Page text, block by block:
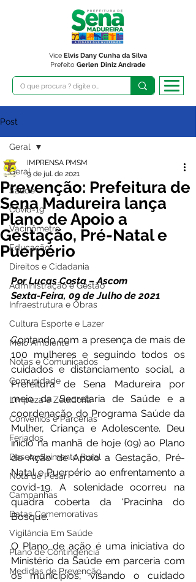
Prefeito Gerlen Diniz Andrade
Vice Elvis Dany Cunha da Silva
Post
Geral
Saúde
Covid-19
Vacinômetro
Educação
Direitos e Cidadania
Administração e Gestão
Infraestrutura e Obras
Cultura Esporte e Lazer
Meio Ambiente
Notas e Comunicados
Comunidade
Limpeza e Zeladoria
Convênios e Parcerias
Feriados
Desenvolvimento Rural
Nota de Pesar
Campanhas
Datas Comemorativas
Vigilância Em Saúde
Plano de Contingência
Medidas de Prevenção
Geral
Prevenção: Prefeitura de
Sena Madureira lança
Plano de Apoio a
Gestação, Pré-Natal e
Puerpério
IMPRENSA PMSM
9 de jul. de 2021
Por Lucas Costa – Ascom
Sexta-Feira, 09 de Julho de 2021
Contando com a presença de mais de
100 mulheres e seguindo todos os
cuidados e distanciamento social, a
Prefeitura de Sena Madureira por
meio da Secretaria de Saúde e a
coordenação do Programa Saúde da
Mulher, Criança e Adolescente. Deu
início na manhã de hoje (09) ao Plano
de Ação de Apoio a Gestação, Pré-
Natal e Puerpério ao enfrentamento a
covid-19. A solenidade ocorreu na
quadra coberta da ‘Pracinha do
Bosque’.
O Plano de ação é uma iniciativa do
Ministério da Saúde em parceria com
os municípios, visando o cuidado